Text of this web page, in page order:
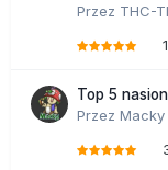
Przez THC-
Top 5
Przez Macky